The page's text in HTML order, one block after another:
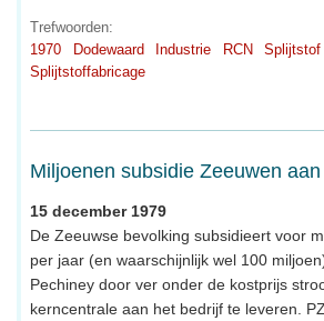
Trefwoorden:
1970
Dodewaard Industrie RCN
Splijtstof
Splijtstoffabricage
Miljoenen subsidie Zeeuwen
15 december 1979
De Zeeuwse bevolking subsidieert voor
per jaar (en waarschijnlijk wel 100
Pechiney door ver onder de kostprijs
kerncentrale aan het bedrijf te leveren.